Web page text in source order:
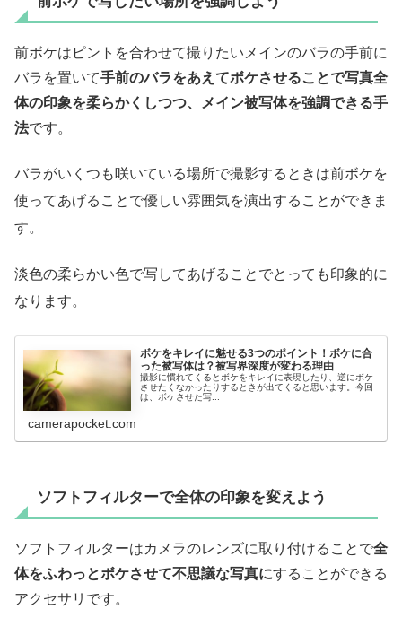
前ボケはピントを合わせて撮りたいメインのバラの手前に
バラを置いて手前のバラをあえてボケさせることで写真全
体の印象を柔らかくしつつ、メイン被写体を強調できる手
法です。
バラがいくつも咲いている場所で撮影するときは前ボケを
使ってあげることで優しい雰囲気を演出することができま
す。
淡色の柔らかい色で写してあげることでとっても印象的に
なります。
ボケをキレイに魅せる3つのポイント！ボケに合
った被写体は？被写界深度が変わる理由
撮影に慣れてくるとボケをキレイに表現したり、逆にボケ
させたくなかったりするときが出てくると思います。今回
は、ボケさせた写...
camerapocket.com
ソフトフィルターで全体の印象を変えよう
ソフトフィルターはカメラのレンズに取り付けることで全
体をふわっとボケさせて不思議な写真にすることができる
アクセサリです。